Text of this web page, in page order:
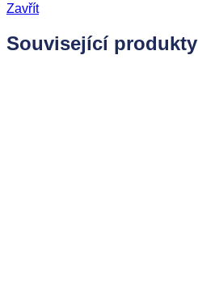
Zavřít
Související produkty